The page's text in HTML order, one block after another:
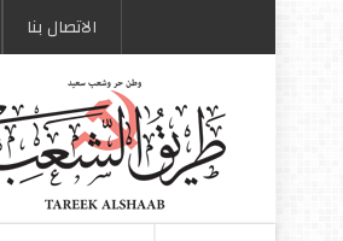
الاتصال بنا